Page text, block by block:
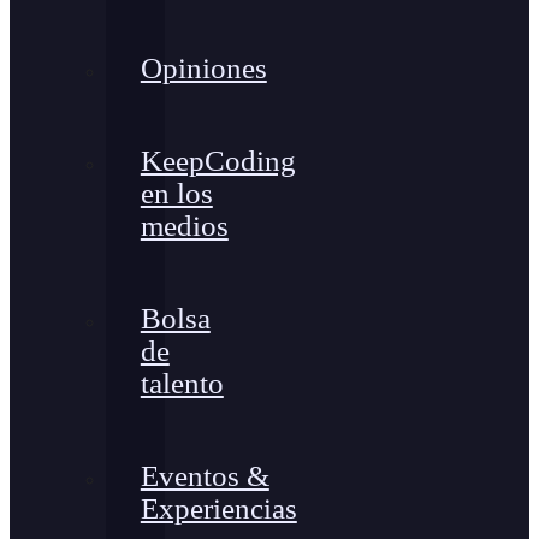
Opiniones
KeepCoding
en los
medios
Bolsa
de
talento
Eventos &
Experiencias